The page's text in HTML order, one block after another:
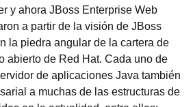
y ahora JBoss Enterprise Web
a partir de la visión de JBoss
la piedra angular de la cartera de
abierto de Red Hat. Cada uno de
de aplicaciones Java también
a muchas de las estructuras de